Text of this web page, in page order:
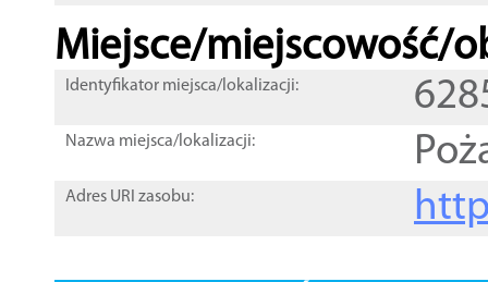
Miejsce/miejscowość/
Identyfikator miejsca/lokalizacji:
Nazwa miejsca/lokalizacji:
Adres URI zasobu: